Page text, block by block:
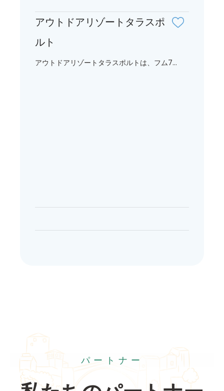
アウトドアリゾートタラスポ
ルト
アウトドアリゾートタラスポルトは、フム7...
パートナー